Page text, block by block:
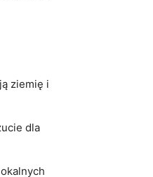
ziemię i
dla